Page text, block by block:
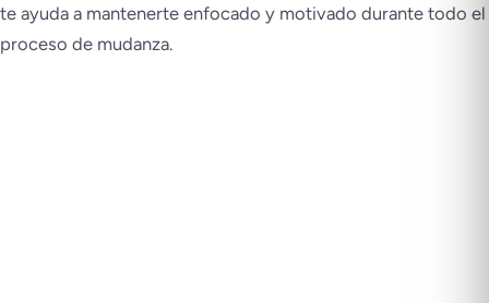
te ayuda a mantenerte enfocado y motivado durante todo el
proceso de mudanza.